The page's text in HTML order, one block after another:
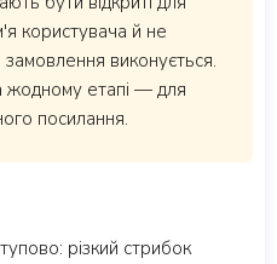
користувача й не
виконується.
жодному етапі — для
посилання.
різкий стрибок